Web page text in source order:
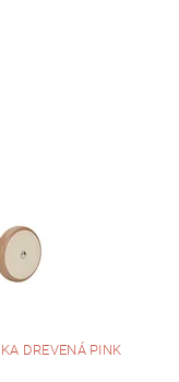
DREVENÁ PINK